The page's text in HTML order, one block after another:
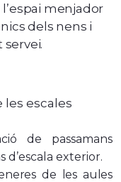
menjador
dels nens i
escales
de passamans
d’escala exterior.
de les aules